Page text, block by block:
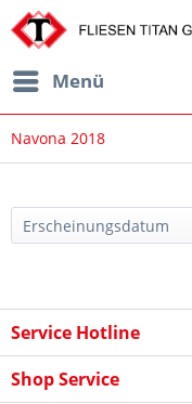
Menü
Navona 2018
Service Hotline
Shop Service